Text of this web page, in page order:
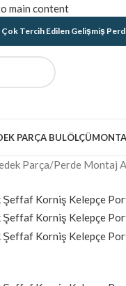
main content
Tercih Edilen Gelişmiş
PARÇA BULÖLÇÜ
Parça/Perde Montaj